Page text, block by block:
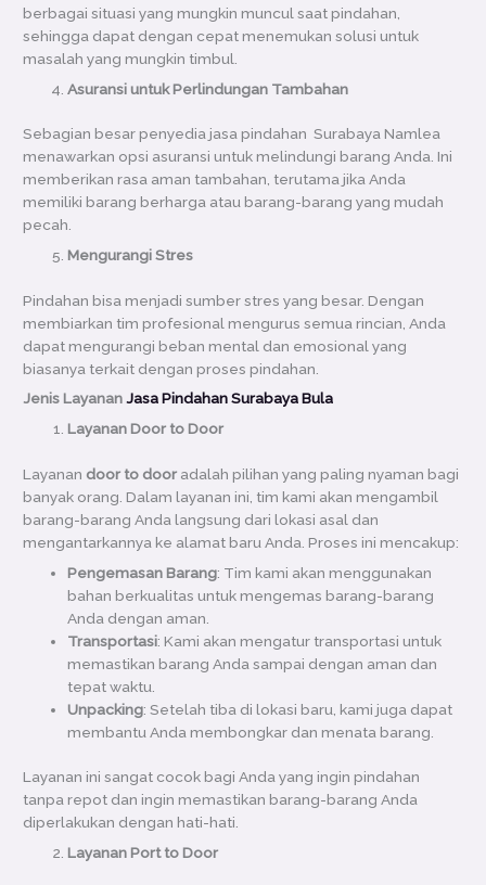
berbagai situasi yang mungkin muncul saat pindahan,
sehingga dapat dengan cepat menemukan solusi untuk
masalah yang mungkin timbul.
Asuransi untuk Perlindungan Tambahan
Sebagian besar penyedia jasa pindahan Surabaya Namlea
menawarkan opsi asuransi untuk melindungi barang Anda. Ini
memberikan rasa aman tambahan, terutama jika Anda
memiliki barang berharga atau barang-barang yang mudah
pecah.
Mengurangi Stres
Pindahan bisa menjadi sumber stres yang besar. Dengan
membiarkan tim profesional mengurus semua rincian, Anda
dapat mengurangi beban mental dan emosional yang
biasanya terkait dengan proses pindahan.
Jenis LayananJasa Pindahan Surabaya Bula
Layanan Door to Door
Layanan door to door adalah pilihan yang paling nyaman bagi
banyak orang. Dalam layanan ini, tim kami akan mengambil
barang-barang Anda langsung dari lokasi asal dan
mengantarkannya ke alamat baru Anda. Proses ini mencakup:
Pengemasan Barang: Tim kami akan menggunakan
bahan berkualitas untuk mengemas barang-barang
Anda dengan aman.
Transportasi: Kami akan mengatur transportasi untuk
memastikan barang Anda sampai dengan aman dan
tepat waktu.
Unpacking: Setelah tiba di lokasi baru, kami juga dapat
membantu Anda membongkar dan menata barang.
Layanan ini sangat cocok bagi Anda yang ingin pindahan
tanpa repot dan ingin memastikan barang-barang Anda
diperlakukan dengan hati-hati.
Layanan Port to Door